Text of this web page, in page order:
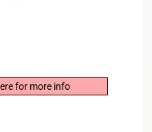
for more info